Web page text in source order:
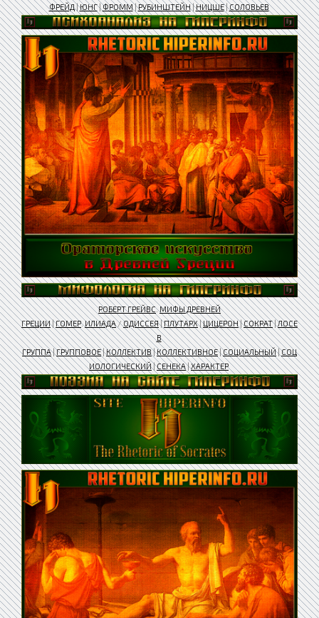
ФРЕЙД|ЮНГ|ФРОММ|РУБИНШТЕЙН|НИЦШЕ|СОЛОВЬЕВ
РОБЕРТ ГРЕЙВС.МИФЫ ДРЕВНЕЙ
ГРЕЦИИ|ГОМЕР.ИЛИАДА/ОДИССЕЯ|ПЛУТАРХ|ЦИЦЕРОН|СОКРАТ|ЛОСЕ
В
ГРУППА|ГРУППОВОЕ|КОЛЛЕКТИВ|КОЛЛЕКТИВНОЕ|СОЦИАЛЬНЫЙ|СОЦ
ИОЛОГИЧЕСКИЙ|СЕНЕКА|ХАРАКТЕР